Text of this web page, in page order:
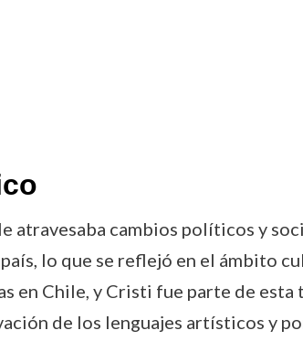
atravesaba cambios políticos y
lo que se reflejó en el ámbito
en Chile, y Cristi fue parte de esta
de los lenguajes artísticos y